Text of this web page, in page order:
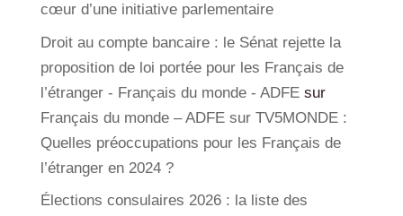
cœur d’une initiative parlementaire
Droit au compte bancaire : le Sénat rejette la
proposition de loi portée pour les Français de
l’étranger - Français du monde - ADFEsur
Français du monde – ADFE sur TV5MONDE :
Quelles préoccupations pour les Français de
l’étranger en 2024 ?
Élections consulaires 2026 : la liste des